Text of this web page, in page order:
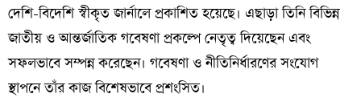
দেশি-বিদেশি স্বীকৃত জার্নালে প্রকাশিত হয়েছে। এছাড়া তিনি বিভিন্ন
জাতীয় ও আন্তর্জাতিক গবেষণা প্রকল্পে নেতৃত্ব দিয়েছেন এবং
সফলভাবে সম্পন্ন করেছেন। গবেষণা ও নীতিনির্ধারণের সংযোগ
স্থাপনে তাঁর কাজ বিশেষভাবে প্রশংসিত।